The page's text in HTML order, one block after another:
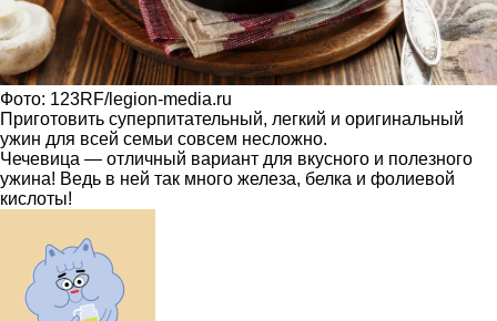
Фото: 123RF/legion-media.ru
Приготовить суперпитательный, легкий и оригинальный
ужин для всей семьи совсем несложно.
Чечевица — отличный вариант для вкусного и полезного
ужина! Ведь в ней так много железа, белка и фолиевой
кислоты!